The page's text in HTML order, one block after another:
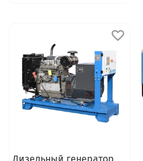
Дизельный генератор